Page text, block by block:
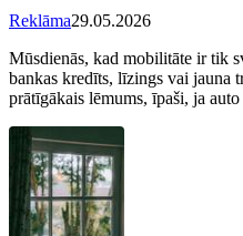
Reklāma29.05.2026
Mūsdienās, kad mobilitāte ir tik
bankas kredīts, līzings vai jauna
prātīgākais lēmums, īpaši, ja